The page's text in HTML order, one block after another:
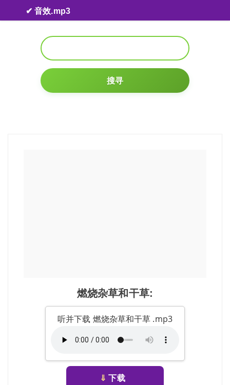
Skip to content
✔ 音效.mp3
搜寻
燃烧杂草和干草:
听并下载 燃烧杂草和干草 .mp3
⇓ 下载